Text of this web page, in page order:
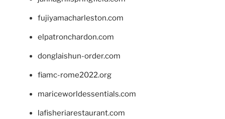
fujiyamacharleston.com
elpatronchardon.com
donglaishun-order.com
fiamc-rome2022.org
mariceworldessentials.com
lafisheriarestaurant.com